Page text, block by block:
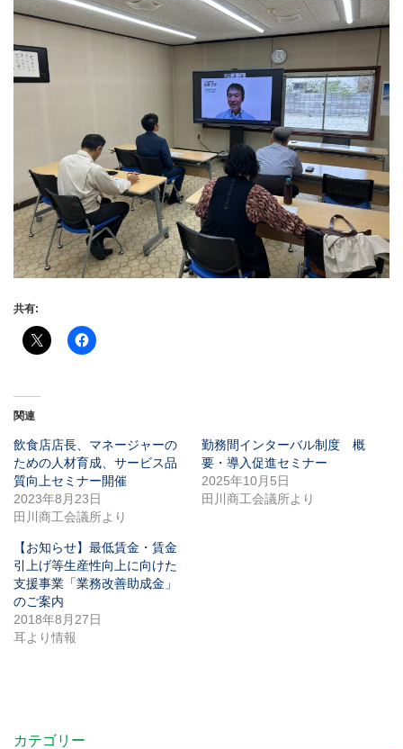
共有:
関連
飲食店店長、マネージャーの
ための人材育成、サービス品
質向上セミナー開催
2023年8月23日
田川商工会議所より
勤務間インターバル制度 概
要・導入促進セミナー
2025年10月5日
田川商工会議所より
【お知らせ】最低賃金・賃金
引上げ等生産性向上に向けた
支援事業「業務改善助成金」
のご案内
2018年8月27日
耳より情報
カテゴリー